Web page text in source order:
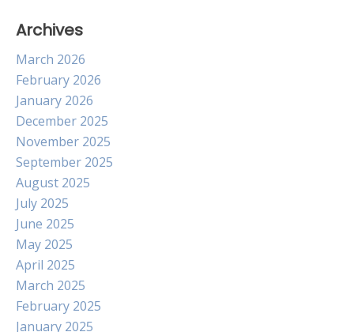
Archives
March 2026
February 2026
January 2026
December 2025
November 2025
September 2025
August 2025
July 2025
June 2025
May 2025
April 2025
March 2025
February 2025
January 2025